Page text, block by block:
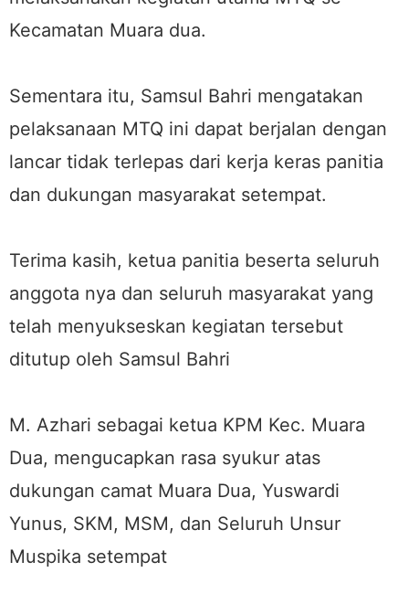
Kecamatan Muara dua.
Sementara itu, Samsul Bahri mengatakan
pelaksanaan MTQ ini dapat berjalan dengan
lancar tidak terlepas dari kerja keras panitia
dan dukungan masyarakat setempat.
Terima kasih, ketua panitia beserta seluruh
anggota nya dan seluruh masyarakat yang
telah menyukseskan kegiatan tersebut
ditutup oleh Samsul Bahri
M. Azhari sebagai ketua KPM Kec. Muara
Dua, mengucapkan rasa syukur atas
dukungan camat Muara Dua, Yuswardi
Yunus, SKM, MSM, dan Seluruh Unsur
Muspika setempat